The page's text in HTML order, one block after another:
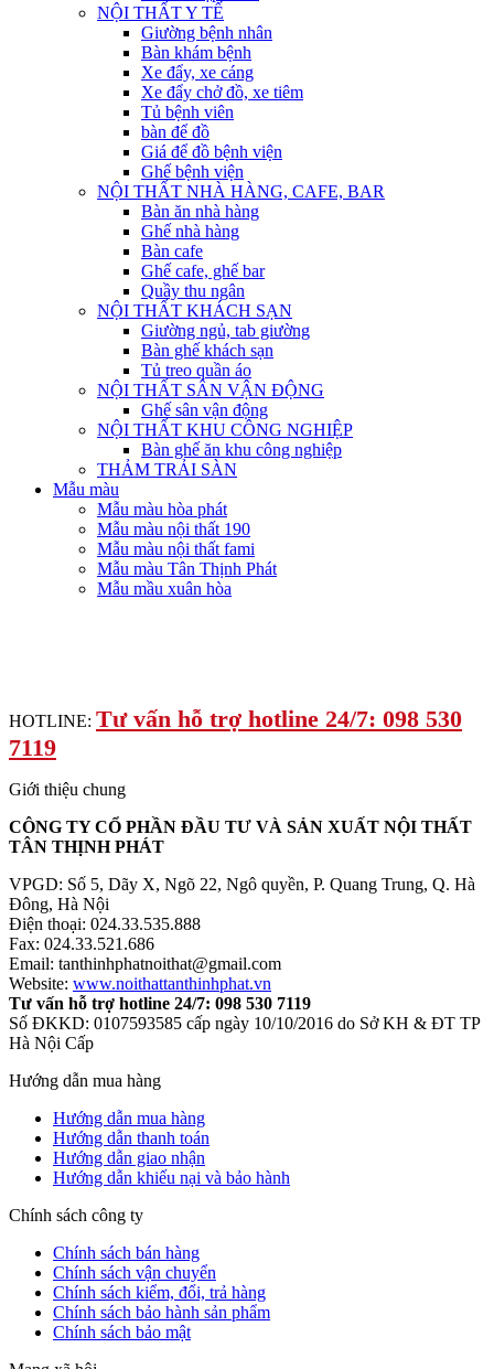
NỘI THẤT Y TẾ
Giường bệnh nhân
Bàn khám bệnh
Xe đẩy, xe cáng
Xe đẩy chở đồ, xe tiêm
Tủ bệnh viên
bàn để đồ
Giá để đồ bệnh viện
Ghế bệnh viện
NỘI THẤT NHÀ HÀNG, CAFE, BAR
Bàn ăn nhà hàng
Ghế nhà hàng
Bàn cafe
Ghế cafe, ghế bar
Quầy thu ngân
NỘI THẤT KHÁCH SẠN
Giường ngủ, tab giường
Bàn ghế khách sạn
Tủ treo quần áo
NỘI THẤT SÂN VẬN ĐỘNG
Ghế sân vận động
NỘI THẤT KHU CÔNG NGHIỆP
Bàn ghế ăn khu công nghiệp
THẢM TRẢI SÀN
Mẫu màu
Mẫu màu hòa phát
Mẫu màu nội thất 190
Mẫu màu nội thất fami
Mẫu màu Tân Thịnh Phát
Mẫu mầu xuân hòa
HOTLINE: Tư vấn hỗ trợ hotline 24/7: 098 530
7119
Giới thiệu chung
CÔNG TY CỔ PHẦN ĐẦU TƯ VÀ SẢN XUẤT NỘI THẤT
TÂN THỊNH PHÁT
VPGD: Số 5, Dãy X, Ngõ 22, Ngô quyền, P. Quang Trung, Q. Hà
Đông, Hà Nội
Điện thoại: 024.33.535.888
Fax: 024.33.521.686
Email: tanthinhphatnoithat@gmail.com
Website: www.noithattanthinhphat.vn
Tư vấn hỗ trợ hotline 24/7: 098 530 7119
Số ĐKKD: 0107593585 cấp ngày 10/10/2016 do Sở KH & ĐT TP
Hà Nội Cấp
Hướng dẫn mua hàng
Hướng dẫn mua hàng
Hướng dẫn thanh toán
Hướng dẫn giao nhận
Hướng dẫn khiếu nại và bảo hành
Chính sách công ty
Chính sách bán hàng
Chính sách vận chuyển
Chính sách kiểm, đổi, trả hàng
Chính sách bảo hành sản phẩm
Chính sách bảo mật